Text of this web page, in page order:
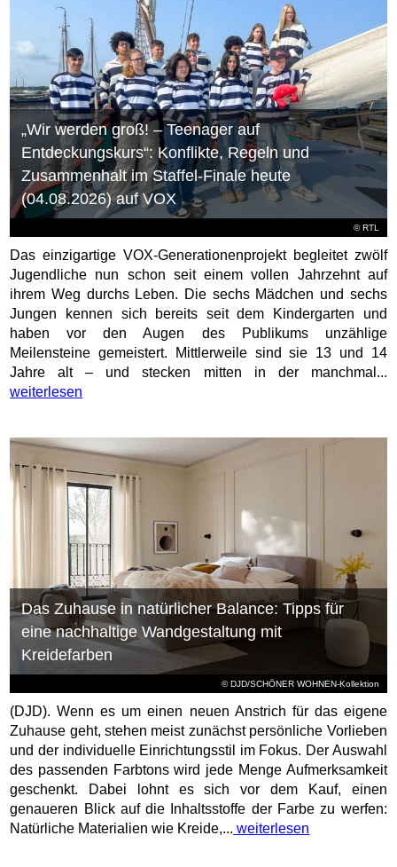
©RTL
„Wir werden groß! – Teenager auf
Entdeckungskurs“: Konflikte, Regeln und
Zusammenhalt im Staffel-Finale heute
(04.08.2026) auf VOX
Das einzigartige VOX-Generationenprojekt begleitet zwölf
Jugendliche nun schon seit einem vollen Jahrzehnt auf
ihrem Weg durchs Leben. Die sechs Mädchen und sechs
Jungen kennen sich bereits seit dem Kindergarten und
haben vor den Augen des Publikums unzählige
Meilensteine gemeistert. Mittlerweile sind sie 13 und 14
Jahre alt – und stecken mitten in der manchmal...
weiterlesen
© DJD/SCHÖNER WOHNEN-Kollektion
Das Zuhause in natürlicher Balance: Tipps für
eine nachhaltige Wandgestaltung mit
Kreidefarben
(DJD). Wenn es um einen neuen Anstrich für das eigene
Zuhause geht, stehen meist zunächst persönliche Vorlieben
und der individuelle Einrichtungsstil im Fokus. Der Auswahl
des passenden Farbtons wird jede Menge Aufmerksamkeit
geschenkt. Dabei lohnt es sich vor dem Kauf, einen
genaueren Blick auf die Inhaltsstoffe der Farbe zu werfen:
Natürliche Materialien wie Kreide,... weiterlesen